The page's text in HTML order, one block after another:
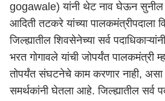
gogawale) यांनी थेट नाव घेऊन
आदिती तटकरे यांच्या पालकमंत्रीपदाला
जिल्ह्यातील शिवसेनेच्या सर्व
भरत गोगावले यांची जोपर्यंत पालकमंत्री
तोपर्यंत संघटनेचे काम करणार नाही, असा
समर्थकांनी घेतला आहे. जिल्ह्यातील सर्व